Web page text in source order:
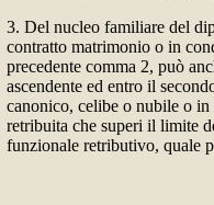
3. Del nucleo familiare del
contratto matrimonio o in
precedente comma 2, può
ascendente ed entro il
canonico, celibe o nubile o
retribuita che superi il limite
funzionale retributivo, quale